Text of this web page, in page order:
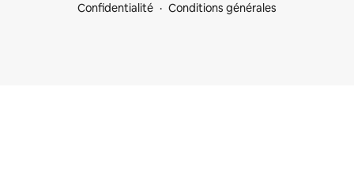
Confidentialité
Conditions générales